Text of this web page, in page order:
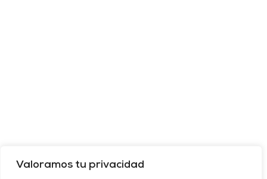
Valoramos tu privacidad